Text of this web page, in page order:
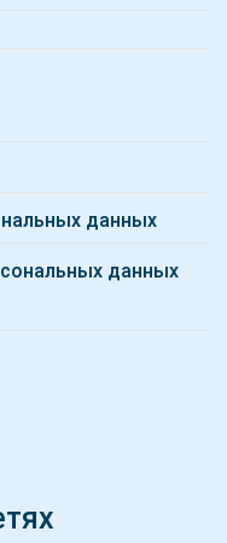
данных
данных